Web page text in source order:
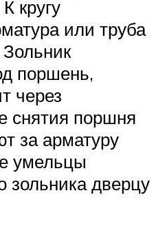
кругу
или труба
поршень,
через
снятия поршня
за арматуру
умельцы
зольника дверцу